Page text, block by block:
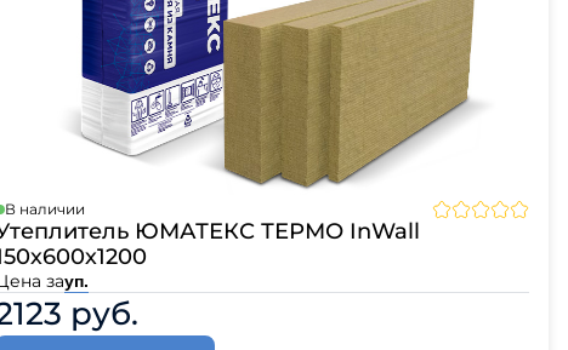
В наличии
ЮМАТЕКС ТЕРМО InWall
зауп.
руб.